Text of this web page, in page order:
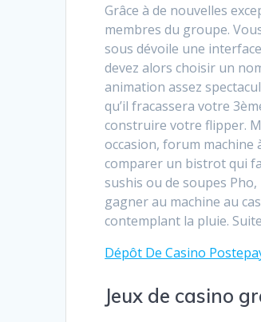
Grâce à de nouvelles
membres du groupe.
sous dévoile une
devez alors choisir un
animation assez
qu’il fracassera votre
construire votre flipper.
occasion, forum machine
comparer un bistrot qui
sushis ou de soupes
gagner au machine au
contemplant la pluie.
Dépôt De Casino
Jeux de casino